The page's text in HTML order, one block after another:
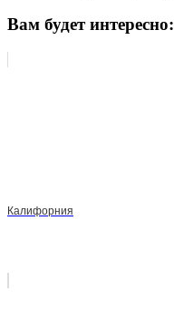
Вам будет интересно:
Калифорния